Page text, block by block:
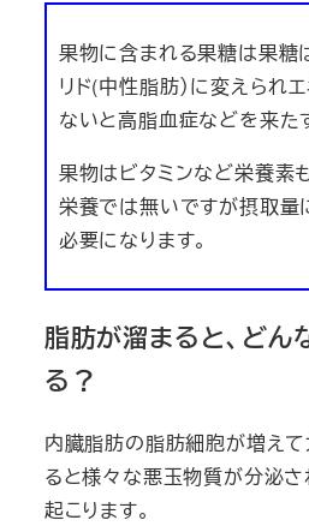
果物に含まれる果糖は果糖
リド(中性脂肪）に変えられ
ないと高脂血症などを来た
果物はビタミンなど栄養素
栄養では無いですが摂取量
必要になります。
脂肪が溜まると、どん
る？
内臓脂肪の脂肪細胞が増え
ると様々な悪玉物質が分泌
起こります。